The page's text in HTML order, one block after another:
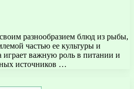
разнообразием блюд из рыбы,
частью ее культуры и
важную роль в питании и
источников …